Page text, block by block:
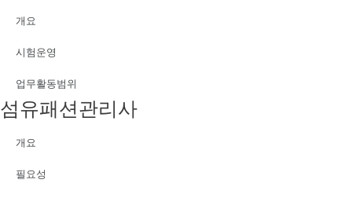
개요
시험운영
업무활동범위
섬유패션관리사
개요
필요성